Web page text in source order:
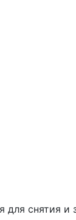
для снятия и